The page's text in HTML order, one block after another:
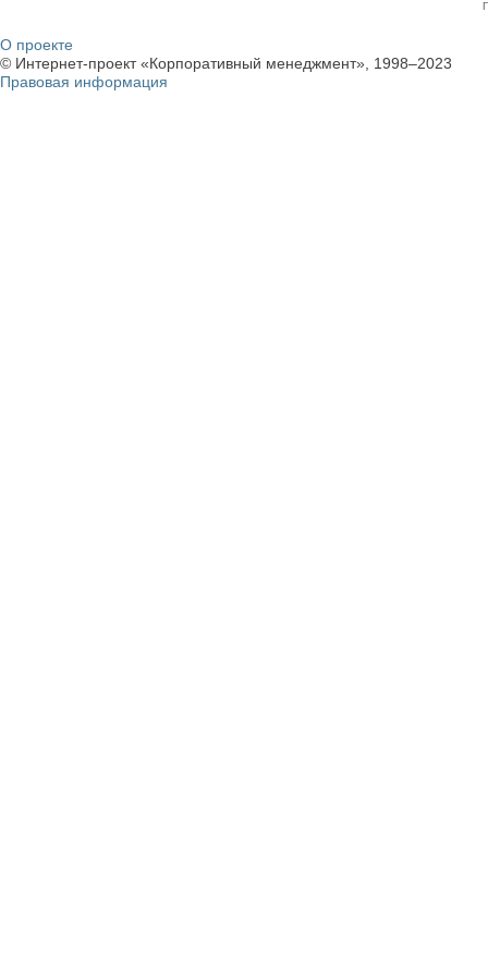
О проекте
© Интернет-проект «Корпоративный менеджмент», 1998–2023
Правовая информация